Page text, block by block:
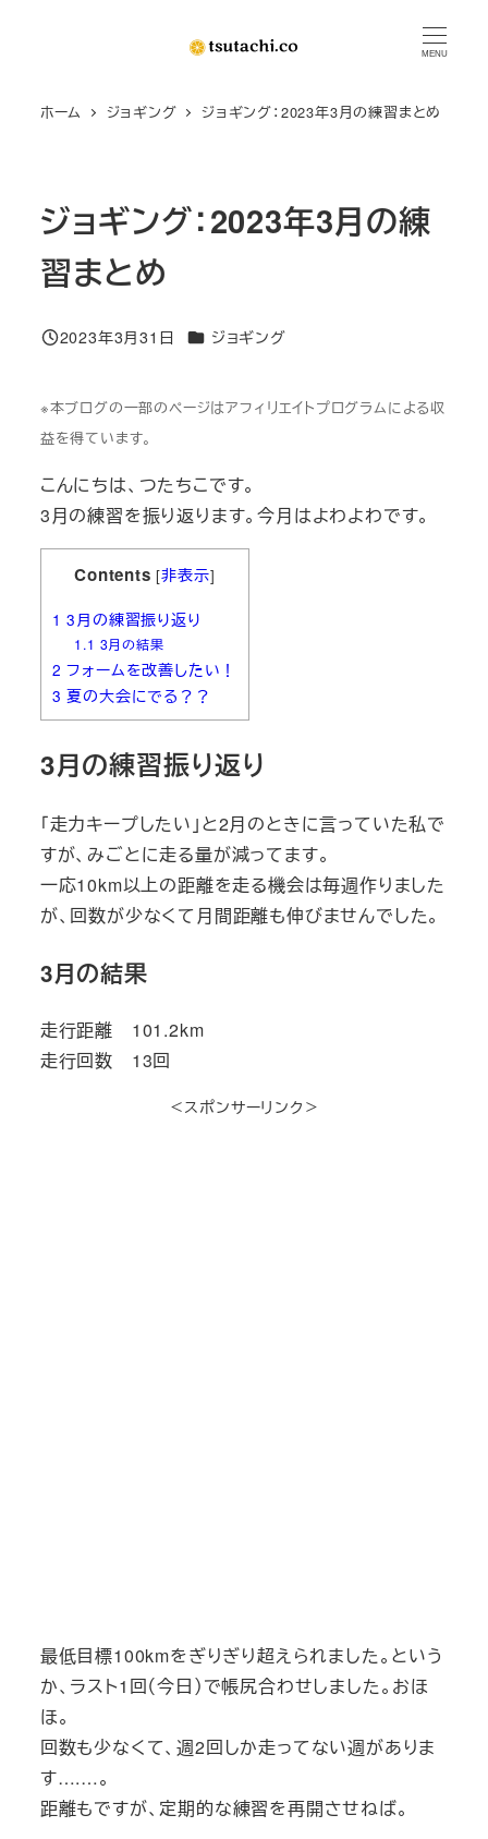
MENU
ホーム ジョギング ジョギング：2023年3月の練習まとめ
ジョギング：2023年3月の練
習まとめ
投稿日
2023年3月31日 カテゴリー
ジョギング
※本ブログの一部のページはアフィリエイトプログラムによる収
益を得ています。
こんにちは、つたちこです。
3月の練習を振り返ります。今月はよわよわです。
Contents [非表示]
1 3月の練習振り返り
1.1 3月の結果
2 フォームを改善したい！
3 夏の大会にでる？？
3月の練習振り返り
「走力キープしたい」と2月のときに言っていた私で
すが、みごとに走る量が減ってます。
一応10km以上の距離を走る機会は毎週作りました
が、回数が少なくて月間距離も伸びませんでした。
3月の結果
走行距離 101.2km
走行回数 13回
＜スポンサーリンク＞
最低目標100kmをぎりぎり超えられました。という
か、ラスト1回（今日）で帳尻合わせしました。おほ
ほ。
回数も少なくて、週2回しか走ってない週がありま
す….…。
距離もですが、定期的な練習を再開させねば。